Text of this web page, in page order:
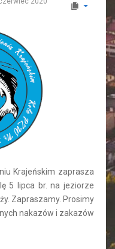
Krajeńskim zaprasza
5 lipca br. na jeziorze
Zapraszamy. Prosimy
nakazów i zakazów